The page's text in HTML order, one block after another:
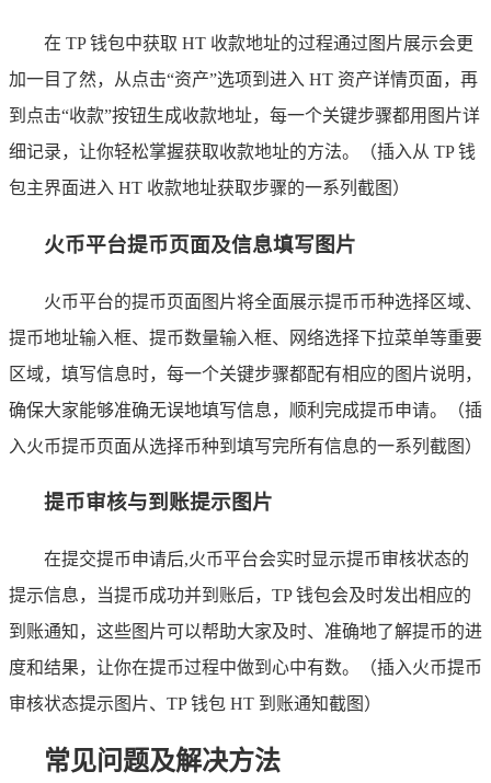
在 TP 钱包中获取 HT 收款地址的过程通过图片展示会更
加一目了然，从点击“资产”选项到进入 HT 资产详情页面，再
到点击“收款”按钮生成收款地址，每一个关键步骤都用图片详
细记录，让你轻松掌握获取收款地址的方法。（插入从 TP 钱
包主界面进入 HT 收款地址获取步骤的一系列截图）
火币平台提币页面及信息填写图片
火币平台的提币页面图片将全面展示提币币种选择区域、
提币地址输入框、提币数量输入框、网络选择下拉菜单等重要
区域，填写信息时，每一个关键步骤都配有相应的图片说明，
确保大家能够准确无误地填写信息，顺利完成提币申请。（插
入火币提币页面从选择币种到填写完所有信息的一系列截图）
提币审核与到账提示图片
在提交提币申请后,火币平台会实时显示提币审核状态的
提示信息，当提币成功并到账后，TP 钱包会及时发出相应的
到账通知，这些图片可以帮助大家及时、准确地了解提币的进
度和结果，让你在提币过程中做到心中有数。（插入火币提币
审核状态提示图片、TP 钱包 HT 到账通知截图）
常见问题及解决方法